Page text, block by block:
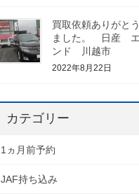
買取依頼ありがと
ました。 日産 エ
ンド 川越市
2022年8月22日
カテゴリー
1ヵ月前予約
JAF持ち込み